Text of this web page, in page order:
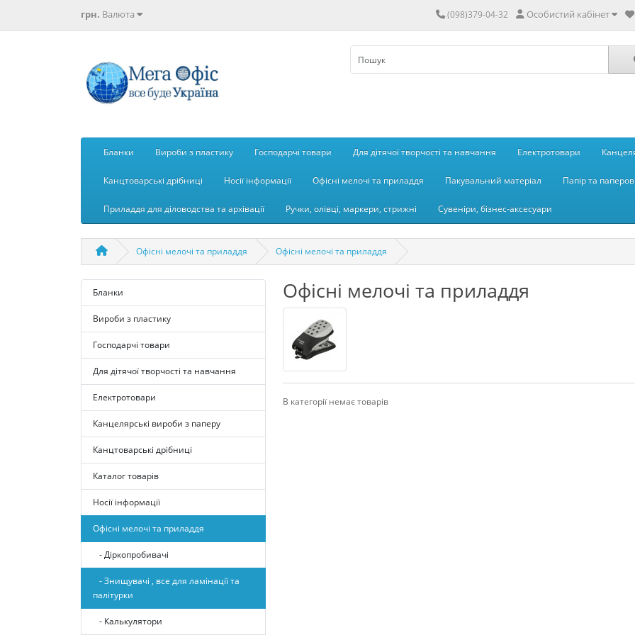
грн. Валюта (098)379-04-32 Особистий кабінет
Бланки Вироби з пластику Господарчі товари Для дітячої творчості та навчання Електротовари
Канцтоварські дрібниці Носії інформації Офісні мелочі та приладдя Пакувальний матеріал Папір та
Приладдя для діловодства та архівації Ручки, олівці, маркери, стрижні Сувеніри, бізнес-аксесуари
Офісні мелочі та приладдя Офісні мелочі та приладдя
Бланки
Вироби з пластику
Господарчі товари
Для дітячої творчості та навчання
Електротовари
Канцелярські вироби з паперу
Канцтоварські дрібниці
Каталог товарів
Носії інформації
Офісні мелочі та приладдя
- Діркопробивачі
- Знищувачі , все для ламінації та
палітурки
- Калькулятори
Офісні мелочі та приладдя
В категорії немає товарів